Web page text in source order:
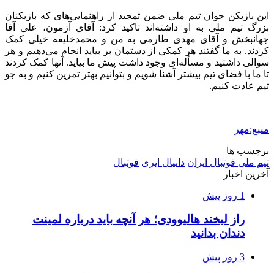
این بازیکن جوان تیم ملی ضمن تمجید از راهنمایی‌های که بازیکنان
بزرگ تیم ملی به او داشته‌اند تاکید کرد: آقای آزمون، علی آقا
جهانبخش و آقای مهدی طارمی به من و محمدخلیفه خیلی کمک
کردند. به ما گفتند هر کمکی از دستمان بر بیاید انجام می‌دهیم و هر
سوالی داشتید و مسأله‌ای وجود داشت پیش ما بیاید. آنها کمک کردند
تا ما با فضای تیم بیشتر آشنا شویم و بتوانیم بهتر تمرین کنیم و به جو
تیم عادت کنیم.
منبع:مهر
برچسب ها
تیم ملی فوتبال ایران دانیال ایری فوتبال
آخرین اخبار
1 روز پیش
راز لبخند هالیوودی؛ هر آنچه باید درباره لمینت
دندان بدانید
3 روز پیش